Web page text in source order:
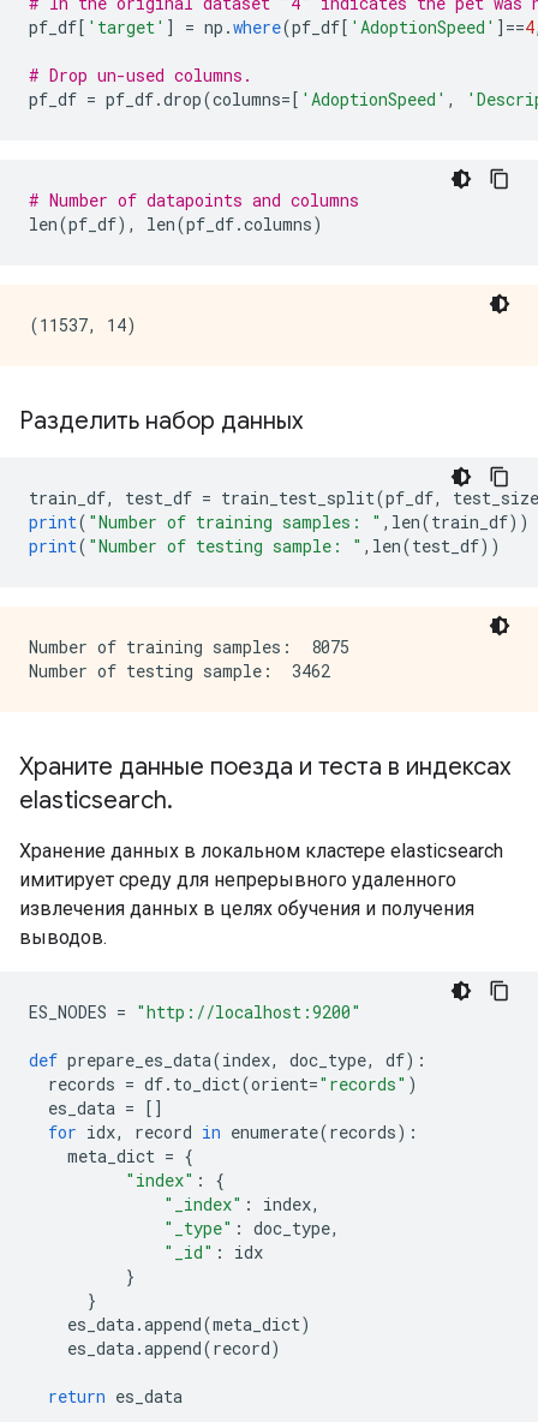
pf_df[ 'target' ] = np .where(pf_df[ 'AdoptionSpeed' ]==4
# Drop un-used columns.
pf_df = pf_df.drop(columns=[ 'AdoptionSpeed' ,
# Number of datapoints and columns
len(pf_df), len(pf_df.columns)
Разделить набор данных
train_df, test_df = train_test_split(pf_df,
test_size
print( "Number of training samples: " , len(train_df))
print( "Number of testing sample: " , len(test_df))
Number of training samples:  8075
Храните данные поезда и теста в индексах
elasticsearch.
Хранение данных в локальном кластере elasticsearch
имитирует среду для непрерывного удаленного
извлечения данных в целях обучения и получения
выводов.
ES_NODES = "http://localhost:9200"
def prepare_es_data(index, doc_type, df):
records = df. to_dict(orient="records" )
es_data = []
for idx, record in enumerate(records):
meta_dict = {
"index" :
{
"_index" : index,
"_type" : doc_type,
"_id" :
idx
}
}
es_data.append(meta_dict)
es_data.append(record)
return es_data